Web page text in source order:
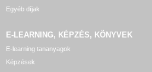
Egyéb díjak
E-LEARNING, KÉPZÉS, KÖNYVEK
E-learning tananyagok
Képzések